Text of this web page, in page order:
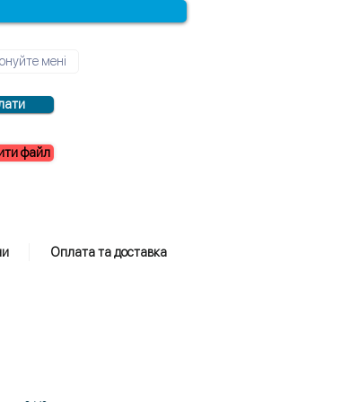
файл
Оплата та доставка